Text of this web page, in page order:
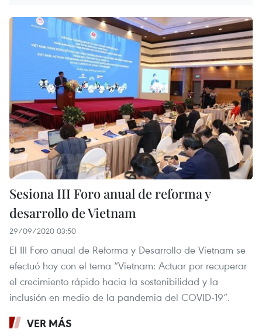
Sesiona III Foro anual de reforma y
desarrollo de Vietnam
29/09/2020 03:50
El III Foro anual de Reforma y Desarrollo de Vietnam se
efectuó hoy con el tema “Vietnam: Actuar por recuperar
el crecimiento rápido hacia la sostenibilidad y la
inclusión en medio de la pandemia del COVID-19”.
VER MÁS